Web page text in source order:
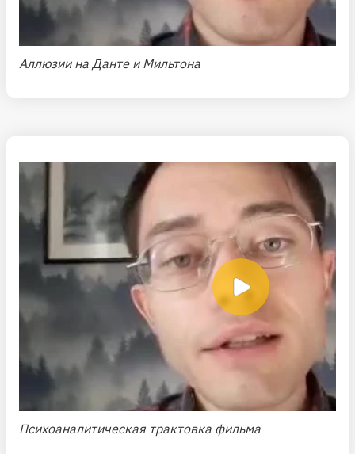
Аллюзии на Данте и Мильтона
Психоаналитическая трактовка фильма